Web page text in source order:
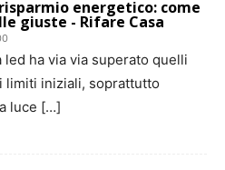
energetico: come
giuste - Rifare Casa
ha via via superato quelli
limiti iniziali, soprattutto
luce […]